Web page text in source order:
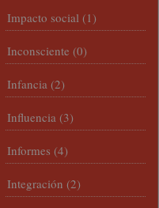
Impacto social (1)
Inconsciente (0)
Infancia (2)
Influencia (3)
Informes (4)
Integración (2)